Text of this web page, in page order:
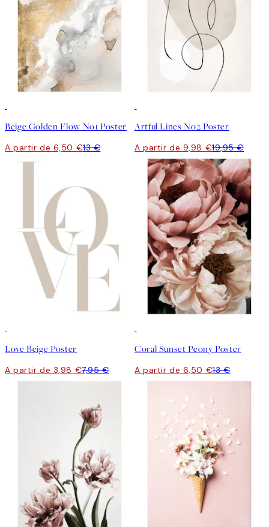
Beige Golden Flow No1 Poster
A partir de 6,50 €13 €
Artful Lines No2 Poster
A partir de 9,98 €19,95 €
Love Beige Poster
A partir de 3,98 €7,95 €
Coral Sunset Peony Poster
A partir de 6,50 €13 €